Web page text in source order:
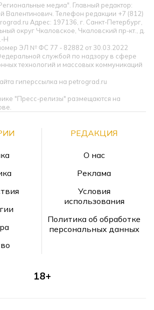
медиа". Главный редактор:
Телефон редакции +7 (812)
Адрес: 197136, г. Санкт-Петербург,
округ Чкаловское, Чкаловский пр-кт., д.
Н
ЭЛ № ФС 77 - 82882 от 30.03.2022
службой по надзору в сфере
технологий и массовых коммуникаций
гиперссылка на petrograd.ru
"Пресс-релизы" размещаются на
РЕДАКЦИЯ
О нас
Реклама
Условия
использования
Политика об обработке
персональных данных
18+